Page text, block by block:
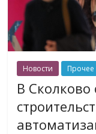
Новости Прочее
В Сколково